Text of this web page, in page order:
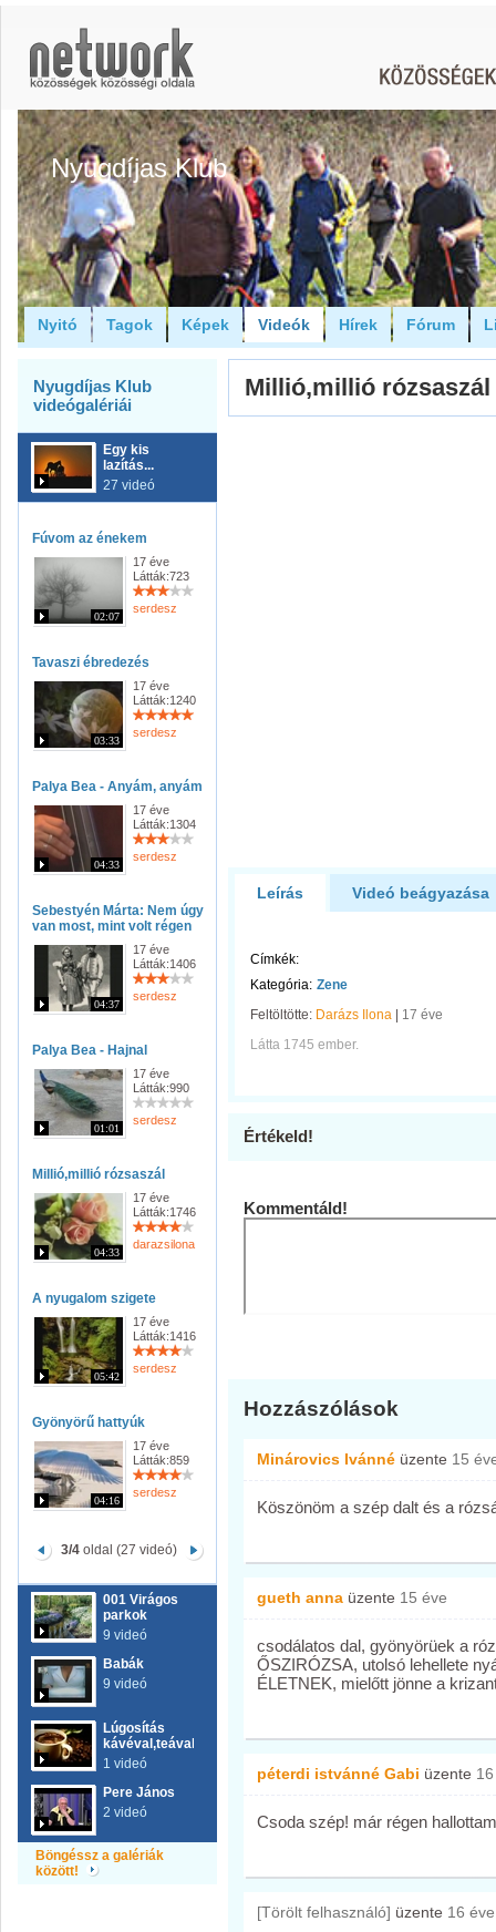
Nyugdíjas Klub
Nyitó Tagok Képek Videók Hírek Fórum
Nyugdíjas Klub
videógalériái
Egy kis
lazítás...
27 videó
Fúvom az énekem
02:07
17 éve
Látták:723
serdesz
Tavaszi ébredezés
03:33
17 éve
Látták:1240
serdesz
Palya Bea - Anyám, anyám
04:33
17 éve
Látták:1304
serdesz
Sebestyén Márta: Nem úgy
van most, mint volt régen
04:37
17 éve
Látták:1406
serdesz
Palya Bea - Hajnal
01:01
17 éve
Látták:990
serdesz
Millió,millió rózsaszál
04:33
17 éve
Látták:1746
darazsilona
A nyugalom szigete
05:42
17 éve
Látták:1416
serdesz
Gyönyörű hattyúk
04:16
17 éve
Látták:859
serdesz
3/4oldal (27 videó)
001 Virágos
parkok
9 videó
Babák
9 videó
Lúgosítás
kávéval,teával
1 videó
Pere János
2 videó
Böngéssz a galériák
között!
Millió,millió rózsaszál
Leírás Videó beágyazása
Címkék:
Kategória: Zene
Feltöltötte: Darázs Ilona
17 éve
Látta 1745 ember.
Értékeld!
Kommentáld!
Hozzászólások
Minárovics Ivánné üzente 15
Köszönöm a szép dalt és a
gueth anna üzente 15 éve
csodálatos dal, gyönyörüek a
ŐSZIRÓZSA, utolsó lehellete
ÉLETNEK, mielőtt jönne a
péterdi istvánné Gabi üzente
Csoda szép! már régen
[Törölt felhasználó] üzente 16 éve